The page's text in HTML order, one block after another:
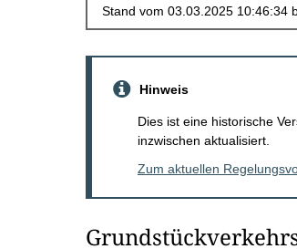
Hinweis
Dies ist eine historische
inzwischen aktualisiert.
Zum aktuellen